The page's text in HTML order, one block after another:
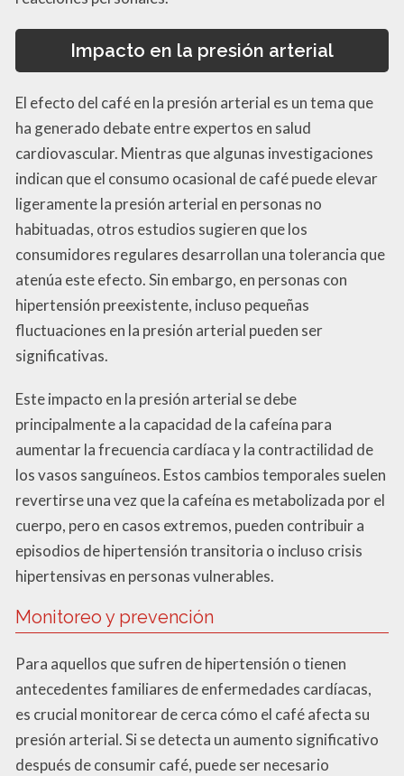
Impacto en la presión arterial
El efecto del café en la presión arterial es un tema que
ha generado debate entre expertos en salud
cardiovascular. Mientras que algunas investigaciones
indican que el consumo ocasional de café puede elevar
ligeramente la presión arterial en personas no
habituadas, otros estudios sugieren que los
consumidores regulares desarrollan una tolerancia que
atenúa este efecto. Sin embargo, en personas con
hipertensión preexistente, incluso pequeñas
fluctuaciones en la presión arterial pueden ser
significativas.
Este impacto en la presión arterial se debe
principalmente a la capacidad de la cafeína para
aumentar la frecuencia cardíaca y la contractilidad de
los vasos sanguíneos. Estos cambios temporales suelen
revertirse una vez que la cafeína es metabolizada por el
cuerpo, pero en casos extremos, pueden contribuir a
episodios de hipertensión transitoria o incluso crisis
hipertensivas en personas vulnerables.
Monitoreo y prevención
Para aquellos que sufren de hipertensión o tienen
antecedentes familiares de enfermedades cardíacas,
es crucial monitorear de cerca cómo el café afecta su
presión arterial. Si se detecta un aumento significativo
después de consumir café, puede ser necesario